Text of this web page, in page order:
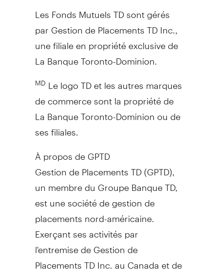
Les Fonds Mutuels TD sont gérés
par Gestion de Placements TD Inc.,
une filiale en propriété exclusive de
La Banque Toronto-Dominion.
MD Le logo TD et les autres marques
de commerce sont la propriété de
La Banque Toronto-Dominion ou de
ses filiales.
À propos de GPTD
Gestion de Placements TD (GPTD),
un membre du Groupe Banque TD,
est une société de gestion de
placements nord-américaine.
Exerçant ses activités par
l'entremise de Gestion de
Placements TD Inc. au Canadaet de